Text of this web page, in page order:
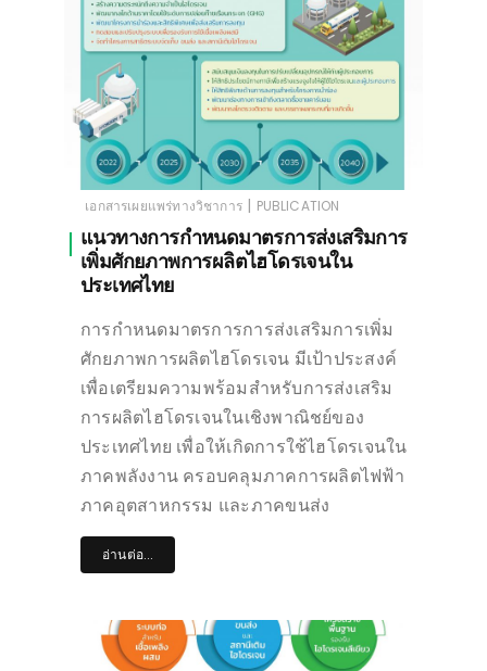
เอกสารเผยแพร่ทางวิชาการ | PUBLICATION
แนวทางการกำหนดมาตรการส่งเสริมการ
เพิ่มศักยภาพการผลิตไฮโดรเจนใน
ประเทศไทย
การกำหนดมาตรการการส่งเสริมการเพิ่ม
ศักยภาพการผลิตไฮโดรเจน มีเป้าประสงค์
เพื่อเตรียมความพร้อมสำหรับการส่งเสริม
การผลิตไฮโดรเจนในเชิงพาณิชย์ของ
ประเทศไทย เพื่อให้เกิดการใช้ไฮโดรเจนใน
ภาคพลังงาน ครอบคลุมภาคการผลิตไฟฟ้า
ภาคอุตสาหกรรม และภาคขนส่ง
อ่านต่อ...